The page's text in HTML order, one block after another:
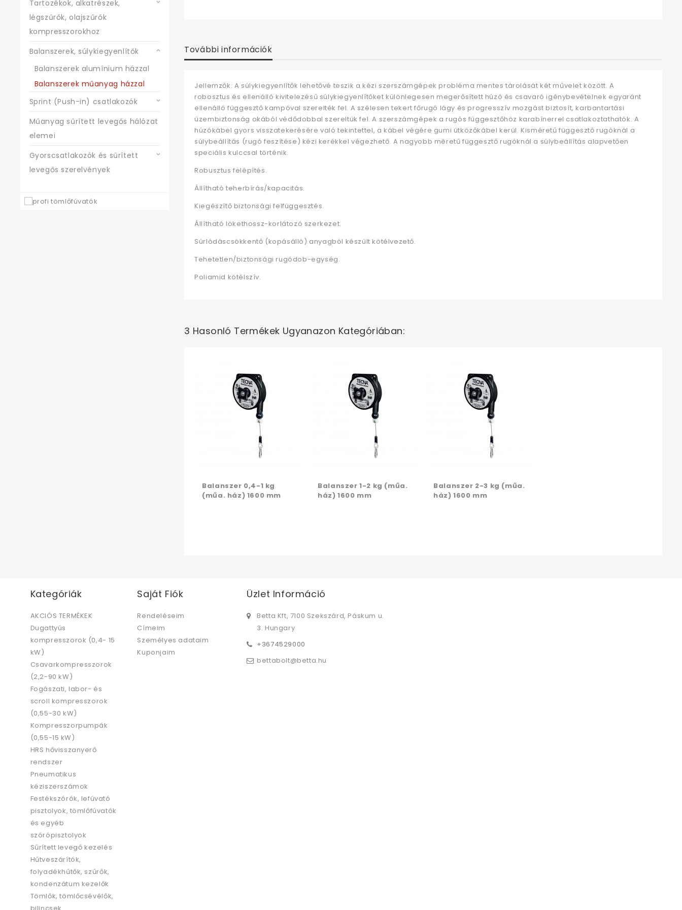
Tartozékok, alkatrészek,
légszűrők, olajszűrők
kompresszorokhoz
Balanszerek, súlykiegyenlítők
Balanszerek alumínium házzal
Balanszerek műanyag házzal
Sprint (Push-in) csatlakozók
Műanyag sűrített levegős hálózat
elemei
Gyorscsatlakozók és sűrített
levegős szerelvények
További információk
Jellemzők: A súlykiegyenlítők lehetővé teszik a kézi szerszámgépek probléma mentes tárolását két művelet között. A
robosztus és ellenálló kivitelezésű súlykiegyenlítőket különlegesen megerősített húzó és csavaró igénybevételnek egyaránt
ellenálló függesztő kampóval szerelték fel. A szélesen tekert főrugó lágy és progresszív mozgást biztosít, karbantartási
üzembiztonság okából védődobbal szereltük fel. A szerszámgépek a rugós függesztőhöz karabínerrel csatlakoztathatók. A
húzókábel gyors visszatekerésére való tekintettel, a kábel végére gumi ütközőkábel kerül. Kisméretű függesztő rugóknál a
súlybeállítás (rugó feszítése) kézi kerékkel végezhető. A nagyobb méretű függesztő rugóknál a súlybeállítás alapvetően
speciális kulccsal történik.
Robusztus felépítés.
Állítható teherbírás/kapacitás.
Kiegészítő biztonsági felfüggesztés.
Állítható lökethossz-korlátozó szerkezet.
Súrlódáscsökkentő (kopásálló) anyagból készült kötélvezető.
Tehetetlen/biztonsági rugódob-egység.
Poliamid kötélszív.
3 Hasonló Termékek Ugyanazon Kategóriában:
Balanszer 0,4-1 kg
(műa. ház) 1600 mm
Balanszer 1-2 kg (műa.
ház) 1600 mm
Balanszer 2-3 kg (műa.
ház) 1600 mm
Kategóriák
AKCIÓS TERMÉKEK
Dugattyús
kompresszorok (0,4- 15
kW)
Csavarkompresszorok
(2,2-90 kW)
Fogászati, labor- és
scroll kompresszorok
(0,55-30 kW)
Kompresszorpumpák
(0,55-15 kW)
HRS hővisszanyerő
rendszer
Pneumatikus
kéziszerszámok
Festékszórók, lefúvató
pisztolyok, tömlőfúvatók
és egyéb
szórópisztolyok
Sűrített levegő kezelés
Hűtveszárítók,
folyadékhűtők, szűrők,
kondenzátum kezelők
Tömlők, tömlőcsévélők,
Saját Fiók
Rendeléseim
Címeim
Személyes adataim
Kuponjaim
Üzlet Információ
Betta Kft, 7100 Szekszárd, Páskum u.
3. Hungary
+3674529000
bettabolt@betta.hu